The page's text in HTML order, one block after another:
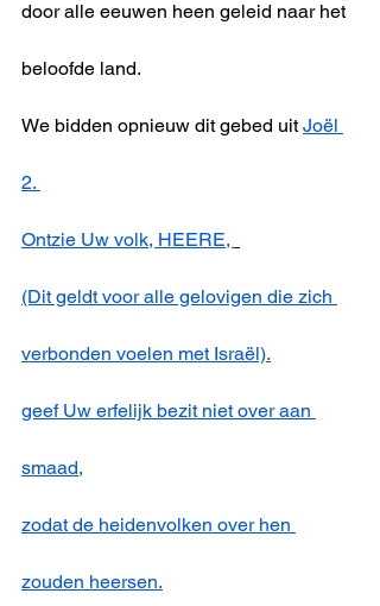
door alle eeuwen heen geleid naar het
beloofde land.
We bidden opnieuw dit gebed uit Joël
2.
Ontzie Uw volk, HEERE,
(Dit geldt voor alle gelovigen die zich
verbonden voelen met Israël).
geef Uw erfelijk bezit niet over aan
smaad,
zodat de heidenvolken over hen
zouden heersen.